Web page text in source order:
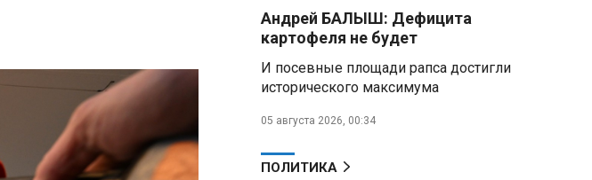
Андрей БАЛЫШ: Дефицита
картофеля не будет
И посевные площади рапса достигли
исторического максимума
05 августа 2026, 00:34
ПОЛИТИКА